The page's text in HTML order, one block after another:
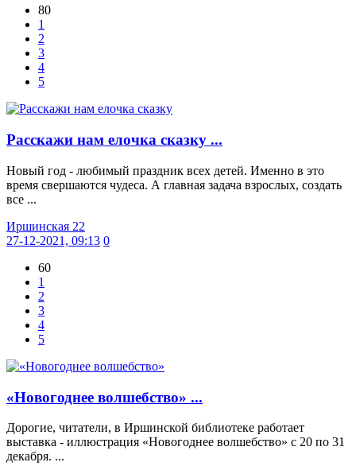
80
1
2
3
4
5
Расскажи нам елочка сказку ...
Новый год - любимый праздник всех детей. Именно в это
время свершаются чудеса. А главная задача взрослых, создать
все ...
Иршинская 22
27-12-2021, 09:13 0
60
1
2
3
4
5
«Новогоднее волшебство» ...
Дорогие, читатели, в Иршинской библиотеке работает
выставка - иллюстрация «Новогоднее волшебство» с 20 по 31
декабря. ...